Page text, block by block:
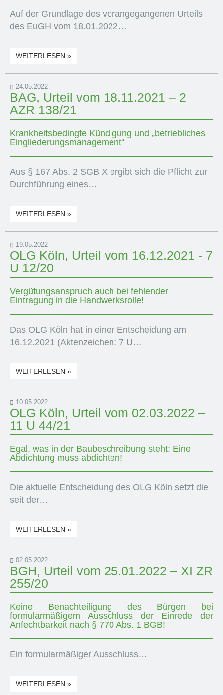
Auf der Grundlage des vorangegangenen Urteils
des EuGH vom 18.01.2022…
WEITERLESEN »
24.05.2022
BAG, Urteil vom 18.11.2021 – 2
AZR 138/21
Krankheitsbedingte Kündigung und „betriebliches
Eingliederungsmanagement“
Aus § 167 Abs. 2 SGB X ergibt sich die Pflicht zur
Durchführung eines…
WEITERLESEN »
19.05.2022
OLG Köln, Urteil vom 16.12.2021 - 7
U 12/20
Vergütungsanspruch auch bei fehlender
Eintragung in die Handwerksrolle!
Das OLG Köln hat in einer Entscheidung am
16.12.2021 (Aktenzeichen: 7 U…
WEITERLESEN »
10.05.2022
OLG Köln, Urteil vom 02.03.2022 –
11 U 44/21
Egal, was in der Baubeschreibung steht: Eine
Abdichtung muss abdichten!
Die aktuelle Entscheidung des OLG Köln setzt die
seit der…
WEITERLESEN »
02.05.2022
BGH, Urteil vom 25.01.2022 – XI ZR
255/20
Keine Benachteiligung des Bürgen bei
formularmäßigem Ausschluss der Einrede der
Anfechtbarkeit nach § 770 Abs. 1 BGB!
Ein formularmäßiger Ausschluss…
WEITERLESEN »